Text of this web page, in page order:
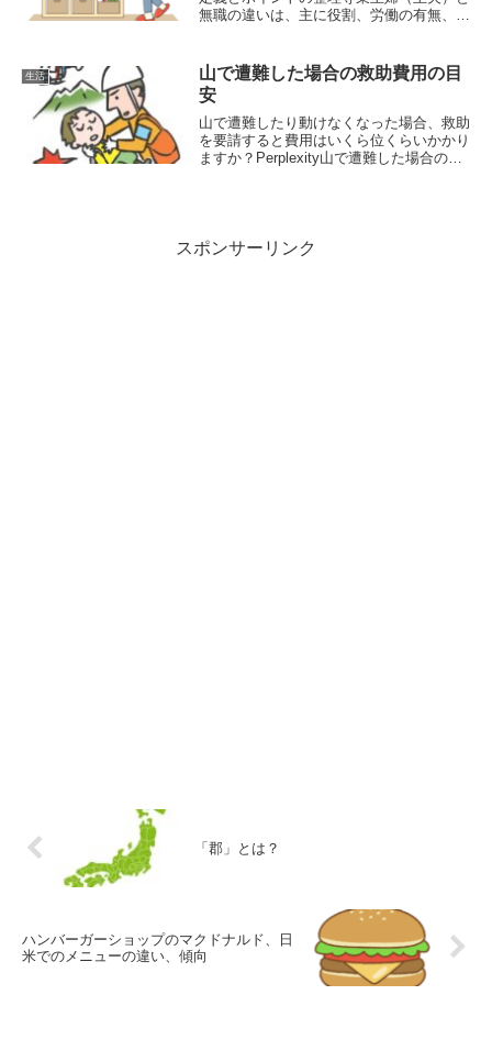
無職の違いは、主に役割、労働の有無、社
違い専業主婦（主夫）:家庭内の家事、育
児、家族の世...
生活
山で遭難した場合の救助費用の目
安
山で遭難したり動けなくなった場合、救助
を要請すると費用はいくら位くらいかかり
ますか？Perplexity山で遭難した場合の救
スポンサーリンク
「郡」とは？
ハンバーガーショップのマクドナルド、日
米でのメニューの違い、傾向